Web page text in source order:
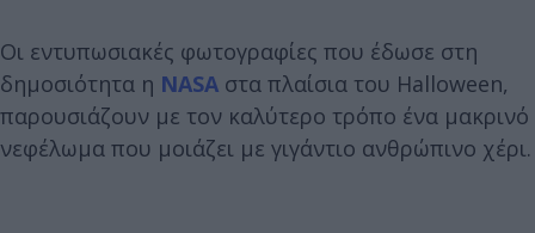
Οι εντυπωσιακές φωτογραφίες που έδωσε στη
δημοσιότητα η NASA στα πλαίσια του Halloween,
παρουσιάζουν με τον καλύτερο τρόπο ένα μακρινό
νεφέλωμα που μοιάζει με γιγάντιο ανθρώπινο χέρι.